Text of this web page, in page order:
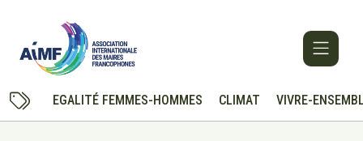
EGALITÉ FEMMES-HOMMES CLIMAT VIVRE-